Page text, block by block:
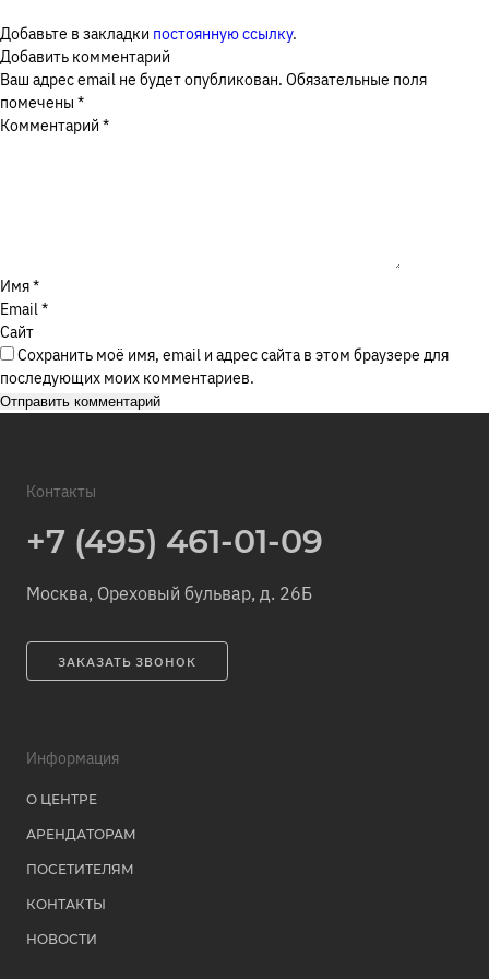
Я соглашаюсь сПолитикой в отношении обработки
персональных данных
персональных данных
Москва, Ореховый бульвар, д. 26Б
Добавьте в закладки постоянную ссылку.
Добавить комментарий
Ваш адрес email не будет опубликован. Обязательные поля
помечены *
Комментарий *
Имя*
Email*
Сайт
Сохранить моё имя, email и адрес сайта в этом браузере для
последующих моих комментариев.
Контакты
+7 (495) 461-01-09
Москва, Ореховый бульвар, д. 26Б
ЗАКАЗАТЬ ЗВОНОК
Информация
О ЦЕНТРЕ
АРЕНДАТОРАМ
ПОСЕТИТЕЛЯМ
КОНТАКТЫ
НОВОСТИ